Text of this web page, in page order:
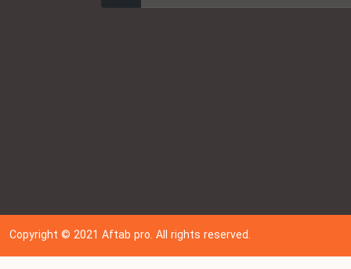
Copyright © 202 1Aftab pro. All rights reserved.